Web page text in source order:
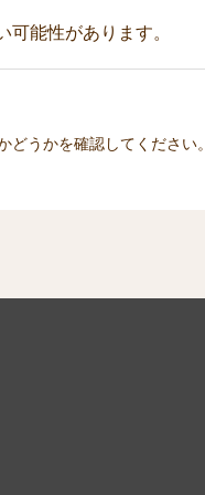
能性があります。
うかを確認してください。